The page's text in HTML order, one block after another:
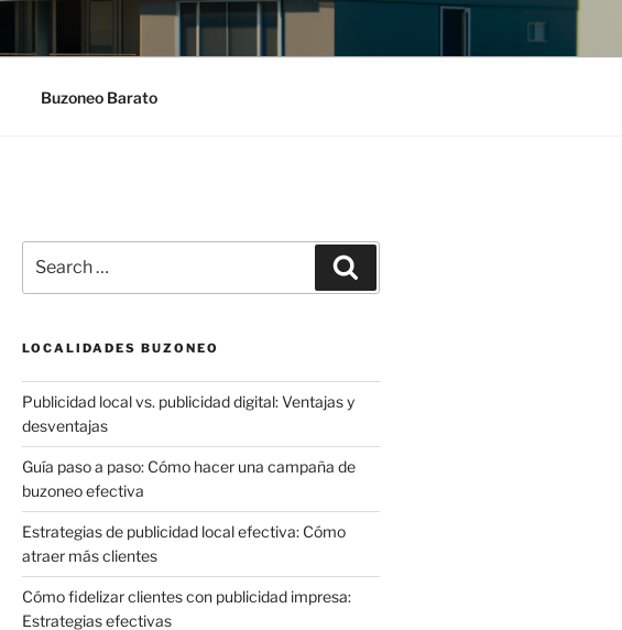
Buzoneo Barato
for:
LOCALIDADES BUZONEO
Publicidad local vs. publicidad digital: Ventajas y
desventajas
Guía paso a paso: Cómo hacer una campaña de
buzoneo efectiva
Estrategias de publicidad local efectiva: Cómo
atraer más clientes
Cómo fidelizar clientes con publicidad impresa:
Estrategias efectivas